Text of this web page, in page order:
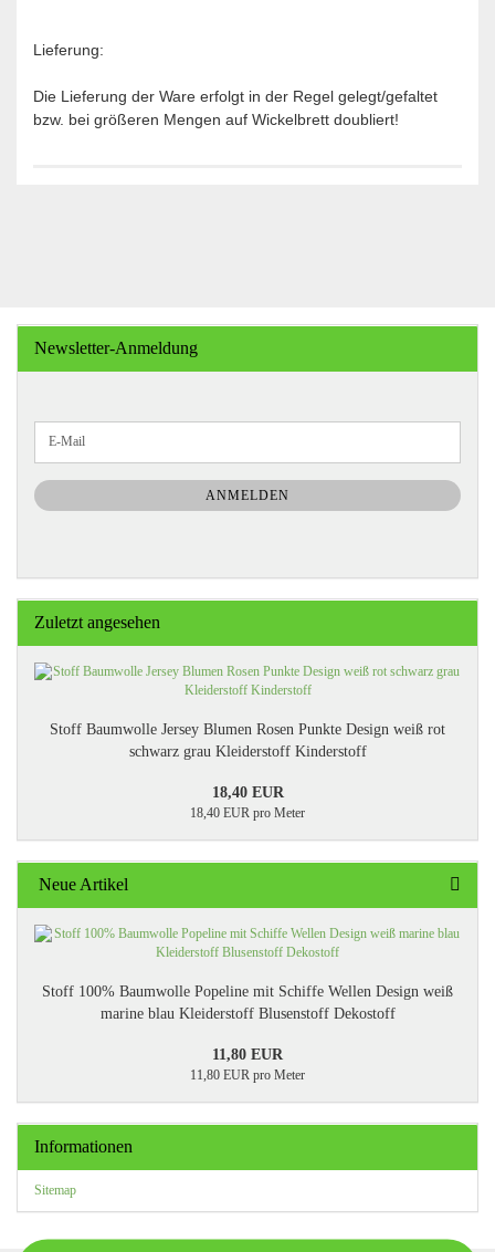
Lieferung:
Die Lieferung der Ware erfolgt in der Regel gelegt/gefaltet
bzw. bei größeren Mengen auf Wickelbrett doubliert!
Newsletter-Anmeldung
ZUR
NEWSLETTER-
ANMELDUNG
E-
ANMELDEN
Zuletzt angesehen
Stoff Baumwolle Jersey Blumen Rosen Punkte Design weiß rot
schwarz grau Kleiderstoff Kinderstoff
18,40 EUR
18,40 EUR pro Meter
Neue Artikel
Stoff 100% Baumwolle Popeline mit Schiffe Wellen Design weiß
marine blau Kleiderstoff Blusenstoff Dekostoff
11,80 EUR
11,80 EUR pro Meter
Informationen
Sitemap